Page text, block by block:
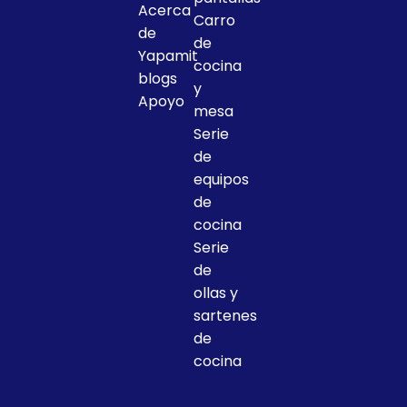
Acerca
de
Yapamit
blogs
Apoyo
Carro
de
cocina
y
mesa
Serie
de
equipos
de
cocina
Serie
de
ollas y
sartenes
de
cocina